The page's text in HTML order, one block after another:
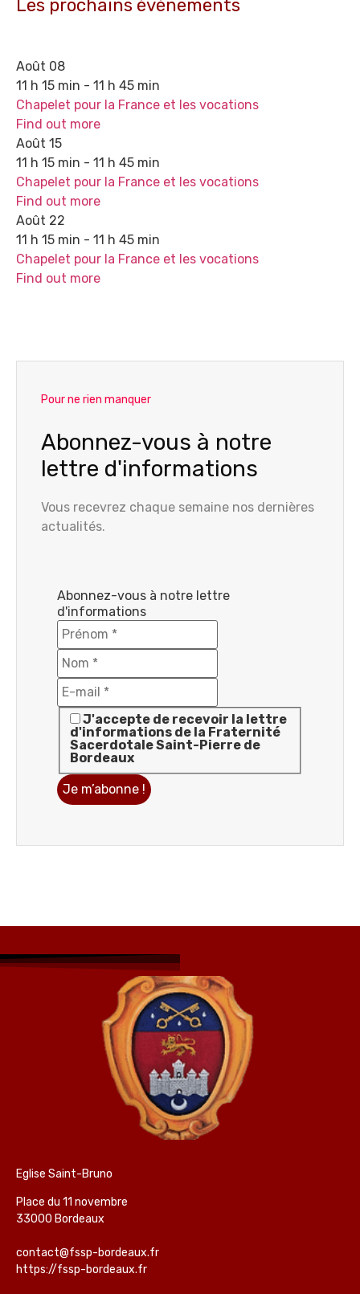
Les prochains événements
Août 08
11 h 15 min - 11 h 45 min
Chapelet pour la France et les vocations
Find out more
Août 15
11 h 15 min - 11 h 45 min
Chapelet pour la France et les vocations
Find out more
Août 22
11 h 15 min - 11 h 45 min
Chapelet pour la France et les vocations
Find out more
Pour ne rien manquer
Abonnez-vous à notre
lettre d'informations
Vous recevrez chaque semaine nos dernières
actualités.
Abonnez-vous à notre lettre
d'informations
J'accepte de recevoir la lettre
d'informations de la Fraternité
Sacerdotale Saint-Pierre de
Bordeaux
Eglise Saint-Bruno
Place du 11 novembre
33000 Bordeaux
contact@fssp-bordeaux.fr
https://fssp-bordeaux.fr